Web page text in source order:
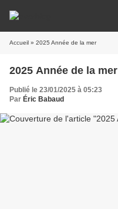
Accueil » 2025 Année de la mer
2025 Année de la mer
Publié le 23/01/2025 à 05:23
Par Éric Babaud